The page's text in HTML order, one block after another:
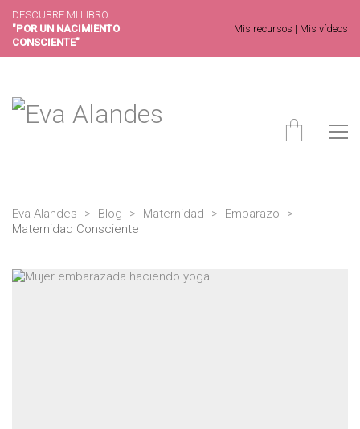
DESCUBRE MI LIBRO
"POR UN NACIMIENTO
CONSCIENTE"
Mis recursos | Mis vídeos
Eva Alandes > Blog > Maternidad > Embarazo
>
Maternidad Consciente